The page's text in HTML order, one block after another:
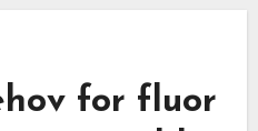
for fluor